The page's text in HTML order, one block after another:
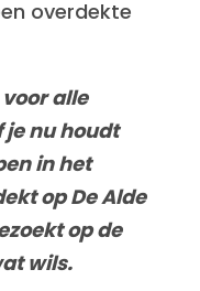
overdekte
alle
je nu houdt
in het
op De Alde
op de
wils.